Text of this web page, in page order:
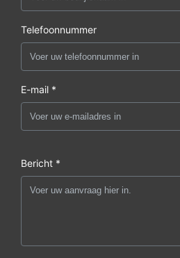
Telefoonnummer
E-mail *
Bericht *